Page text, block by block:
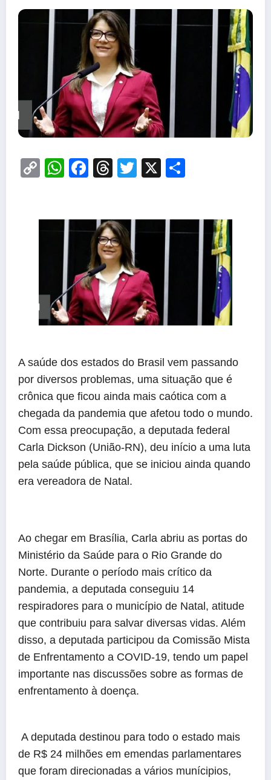
CopyWhatsApp
Facebook
Threads
Twitter
X
A saúde dos estados do Brasil vem passando
por diversos problemas, uma situação que é
crônica que ficou ainda mais caótica com a
chegada da pandemia que afetou todo o mundo.
Com essa preocupação, a deputada federal
Carla Dickson (União-RN), deu início a uma luta
pela saúde pública, que se iniciou ainda quando
era vereadora de Natal.
Ao chegar em Brasília, Carla abriu as portas do
Ministério da Saúde para o Rio Grande do
Norte. Durante o período mais crítico da
pandemia, a deputada conseguiu 14
respiradores para o município de Natal, atitude
que contribuiu para salvar diversas vidas. Além
disso, a deputada participou da Comissão Mista
de Enfrentamento a COVID-19, tendo um papel
importante nas discussões sobre as formas de
enfrentamento à doença.
A deputada destinou para todo o estado mais
de R$ 24 milhões em emendas parlamentares
que foram direcionadas a vários munícipios,